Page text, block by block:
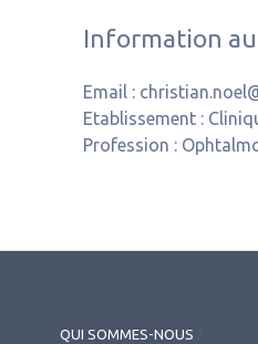
Information
Email :
Etablissement :
Profession :
QUI SOMMES-NOUS